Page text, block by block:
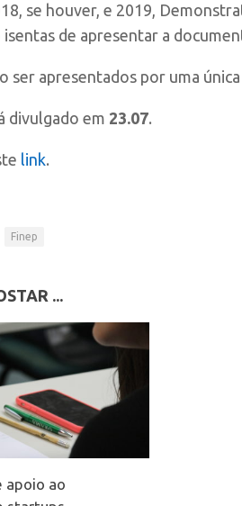
se houver, e 2019,
isentas de apresentar a
ser apresentados por uma
divulgado em 23.07.
link.
Finep
...
apoio ao